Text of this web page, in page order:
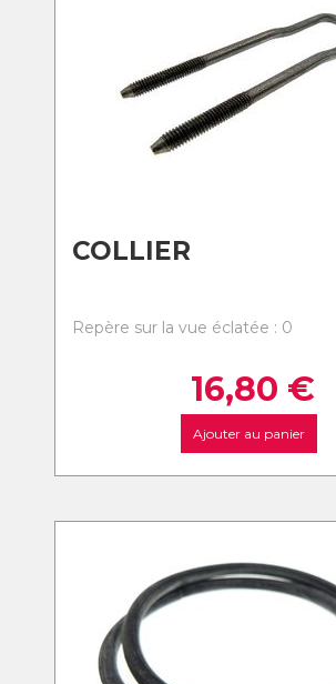
COLLIER
Repère sur la vue éclatée : 0
16,80 €
Ajouter au panier